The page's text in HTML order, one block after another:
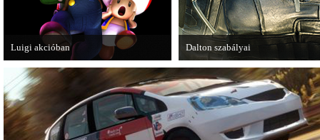
Dalton szabályai
Új videóval jelentkezik az
Games játéka, a Fuse.
Luigi akcióban
A Nintendo 3DS-re készülő Luigi's
Mansion: Dark Moon újabb képeken
mutatja meg magát.